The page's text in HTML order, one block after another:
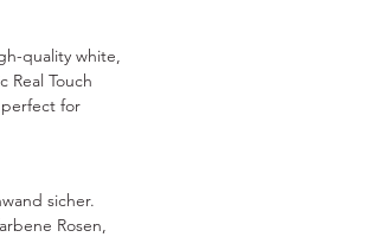
quality white,
Real Touch
for
creates a
sicher.
Rosen,